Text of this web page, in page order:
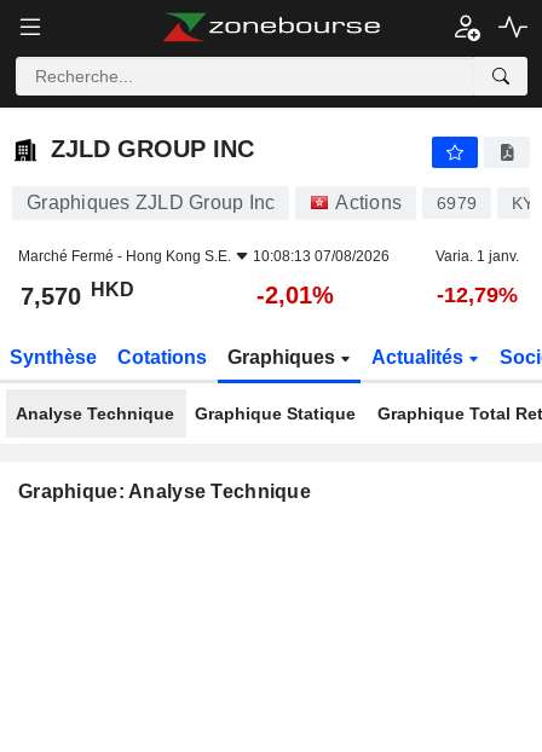
ZJLD GROUP INC
ZJLD GROUP INC
Graphiques ZJLD Group Inc Actions 6979
Marché Fermé - Hong Kong S.E. 10:08:13 07/08/2026 Varia. 1 janv.
7,570 HKD -2,01% -12,79%
Synthèse Cotations Graphiques Actualités
Analyse Technique Graphique Statique Graphique Total
Graphique: Analyse Technique